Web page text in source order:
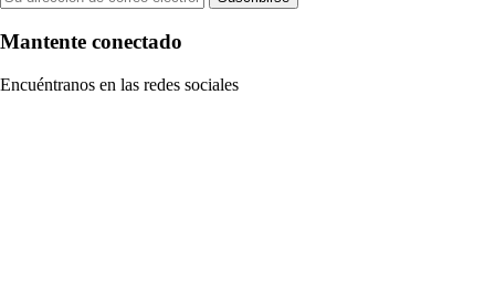
Mantente conectado
Encuéntranos en las redes sociales